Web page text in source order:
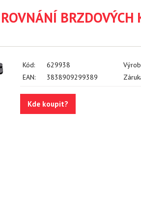
BRZDOVÝCH
Kód: 629938
EAN:
3838909299389
Kde koupit?